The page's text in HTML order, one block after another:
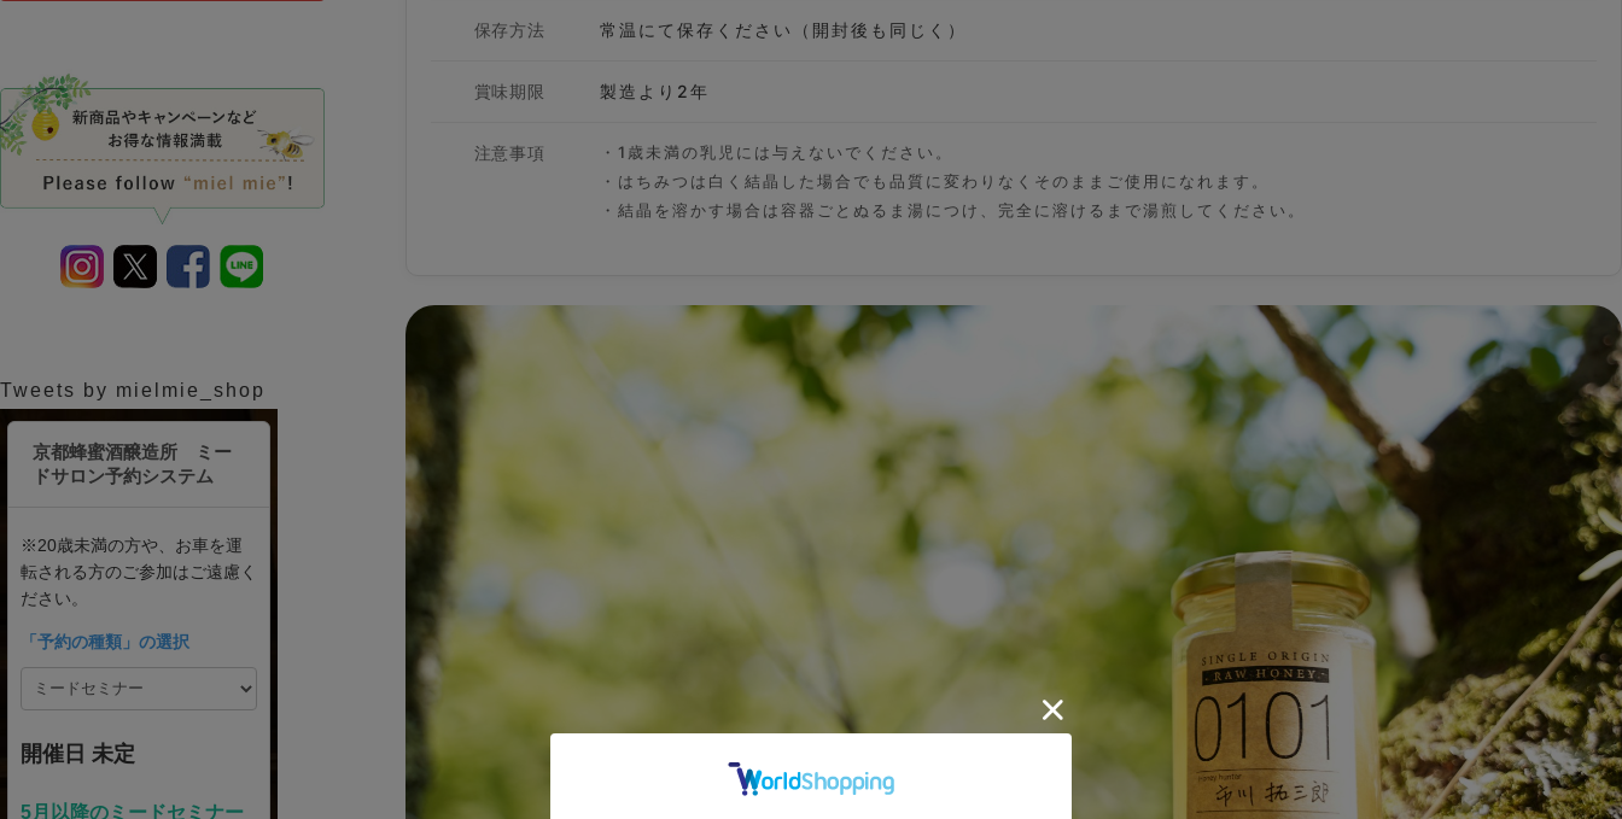
保存方法 常温にて保存ください（開封後も同じく）
賞味期限 製造より2年
注意事項
・1歳未満の乳児には与えないでください。
・はちみつは白く結晶した場合でも品質に変わりなくそのままご使用になれます。
・結晶を溶かす場合は容器ごとぬるま湯につけ、完全に溶けるまで湯煎してください。
Tweets by mielmie_shop